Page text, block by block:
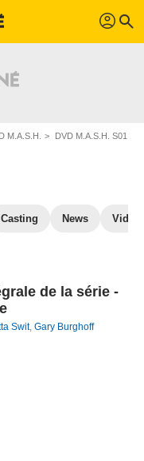
profil search
M.A.S.H. DVD M.A.S.H. S01
Casting News
de la série -
Swit,Gary Burghoff